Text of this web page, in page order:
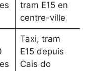
tram E15 en
centre-ville
Taxi, tram
E15 depuis
Cais do